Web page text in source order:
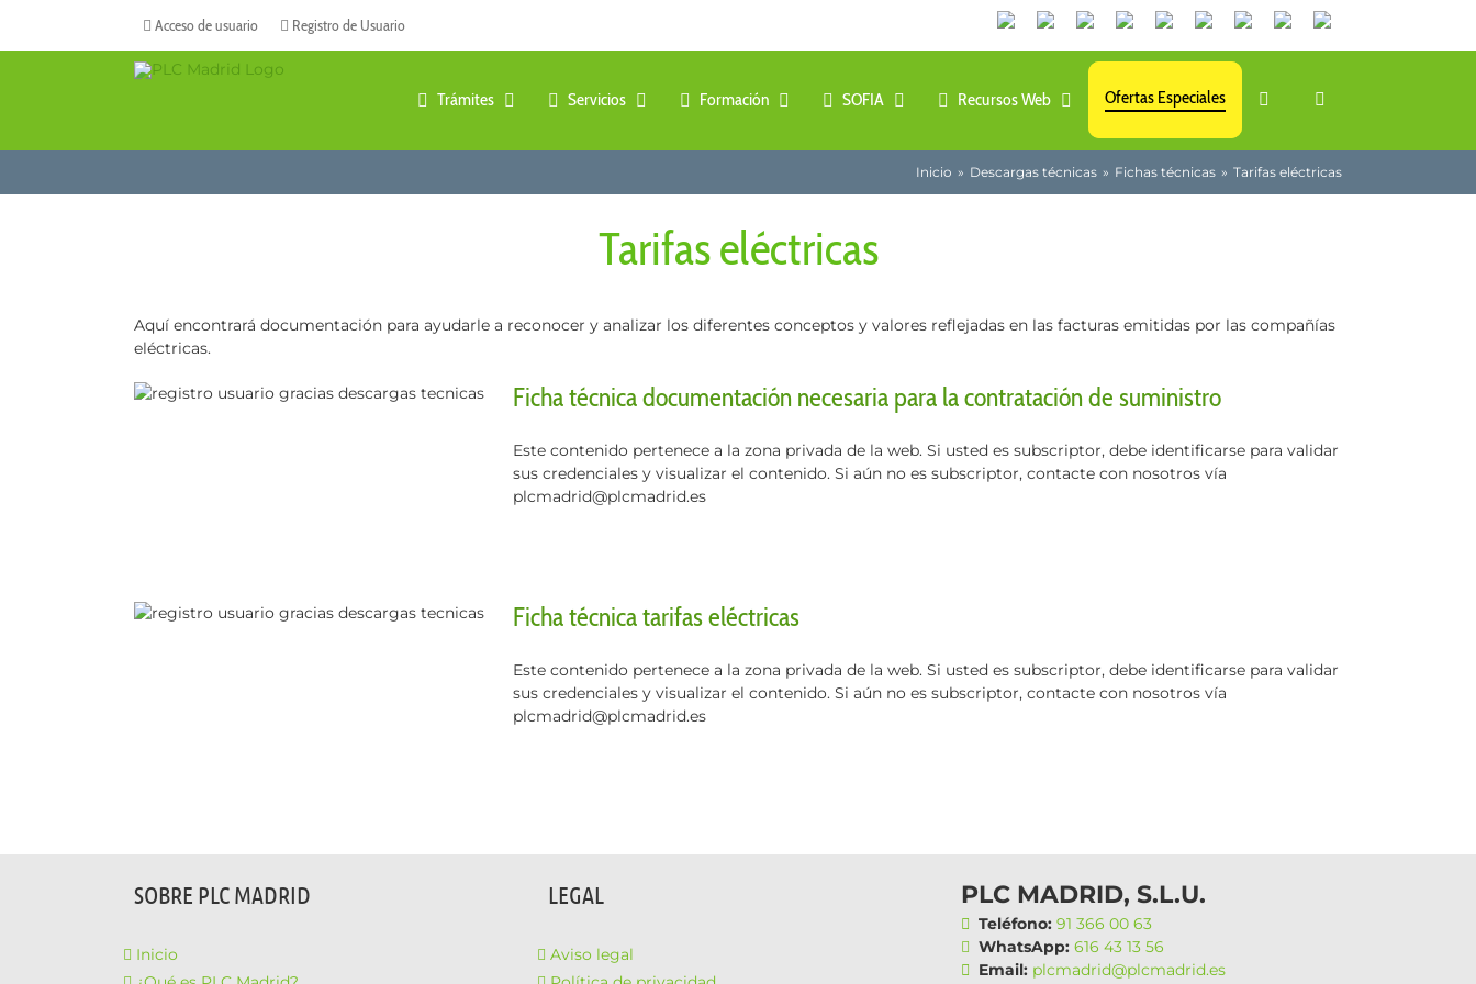
contenido
Acceso de usuario Registro de Usuario
Canales
de
LinkedinYoutubeTiktokFacebookInstagram
X TwitchContacto
Trámites Servicios Formación SOFIA Recursos Web Ofertas Especiales
Inicio Descargas técnicas Fichas técnicas Tarifas eléctricas
Tarifas eléctricas
Aquí encontrará documentación para ayudarle a reconocer y analizar los diferentes conceptos y valores reflejadas en las facturas emitidas por las compañías
eléctricas.
Ficha técnica documentación necesaria para la contratación de suministro
Este contenido pertenece a la zona privada de la web. Si usted es subscriptor, debe identificarse para validar
sus credenciales y visualizar el contenido. Si aún no es subscriptor, contacte con nosotros vía
plcmadrid@plcmadrid.es
Ficha técnica tarifas eléctricas
Este contenido pertenece a la zona privada de la web. Si usted es subscriptor, debe identificarse para validar
sus credenciales y visualizar el contenido. Si aún no es subscriptor, contacte con nosotros vía
plcmadrid@plcmadrid.es
SOBRE PLC MADRID
Inicio
LEGAL
Aviso legal
PLC MADRID, S.L.U.
Teléfono:91 366 00 63
WhatsApp:616 43 13 56
Email: plcmadrid@plcmadrid.es